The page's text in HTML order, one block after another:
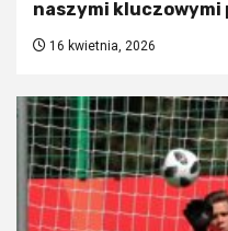
naszymi
16 kwietnia, 2026